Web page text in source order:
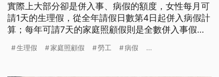
實際上大部分卻是併入事、病假的額度，女性每月可
請1天的生理假，從全年請假日數第4日起併入病假計
算；每年可請7天的家庭照顧假則是全數併入事假計
導致「給假不乾脆」。
生理假 家庭照顧假 勞工 病假 ...